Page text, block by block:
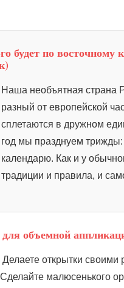
будет по
Наша необъятная страна
разный от европейской
сплетаются в дружном
год мы празднуем
календарю. Как и у
традиции и правила, и
объемной
Делаете открытки своими
Сделайте малюсенького